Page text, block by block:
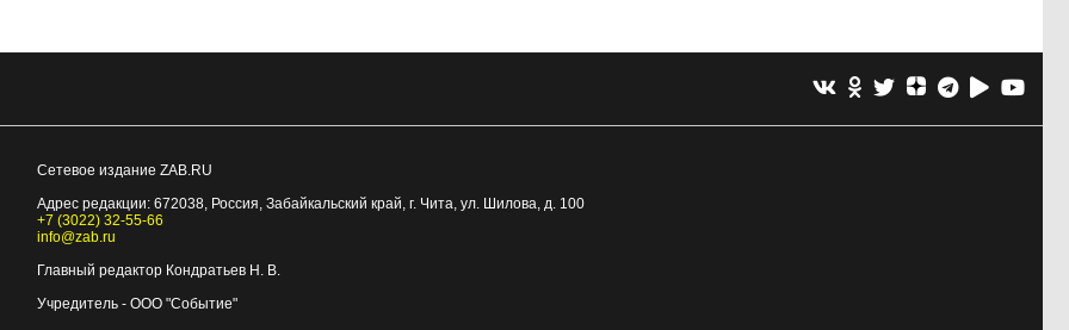
Сетевое издание ZAB.RU
Адрес редакции: 672038, Россия, Забайкальский край, г. Чита, ул. Шилова, д. 100
+7 (3022) 32-55-66
info@zab.ru
Главный редактор Кондратьев Н. В.
Учредитель - ООО "Событие"